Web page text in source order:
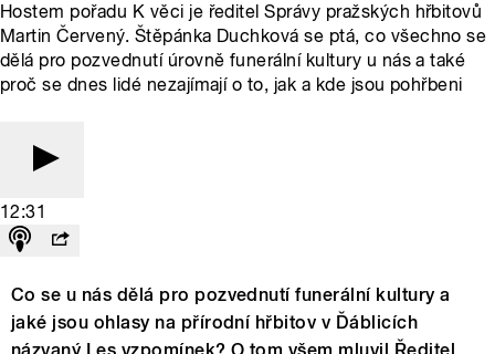
Hostem pořadu K věci je ředitel Správy pražských hřbitovů
Martin Červený. Štěpánka Duchková se ptá, co všechno se
dělá pro pozvednutí úrovně funerální kultury u nás a také
proč se dnes lidé nezajímají o to, jak a kde jsou pohřbeni
12:31
Co se u nás dělá pro pozvednutí funerální kultury a
jaké jsou ohlasy na přírodní hřbitov v Ďáblicích